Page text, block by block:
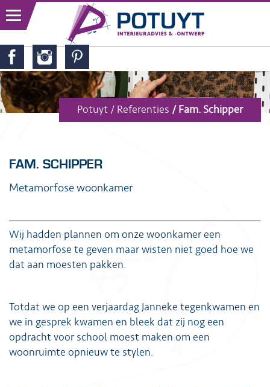
Potuyt Referenties Fam. Schipper
FAM. SCHIPPER
Metamorfose woonkamer
Wij hadden plannen om onze woonkamer een
metamorfose te geven maar wisten niet goed hoe we
dat aan moesten pakken.
Totdat we op een verjaardag Janneke tegenkwamen en
we in gesprek kwamen en bleek dat zij nog een
opdracht voor school moest maken om een
woonruimte opnieuw te stylen.